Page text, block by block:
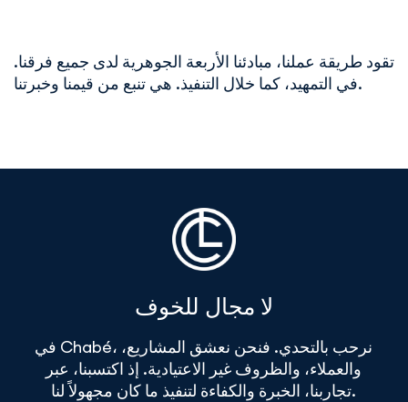
تقود طريقة عملنا، مبادئنا الأربعة الجوهرية لدى جميع فرقنا.
في التمهيد، كما خلال التنفيذ. هي تنبع من قيمنا وخبرتنا.
لا مجال للخوف
في Chabé، نرحب بالتحدي. فنحن نعشق المشاريع،
والعملاء، والظروف غير الاعتيادية. إذ اكتسبنا، عبر
تجاربنا، الخبرة والكفاءة لتنفيذ ما كان مجهولاً لنا.